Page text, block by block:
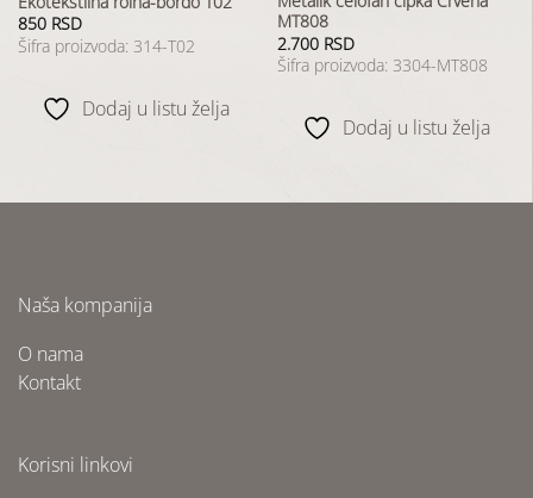
850 RSD
Šifra proizvoda: 314-T02
Dodaj u listu želja
MT808
2.700 RSD
Šifra proizvoda: 3304-MT808
Dodaj u listu želja
Naša kompanija
O nama
Kontakt
Korisni linkovi